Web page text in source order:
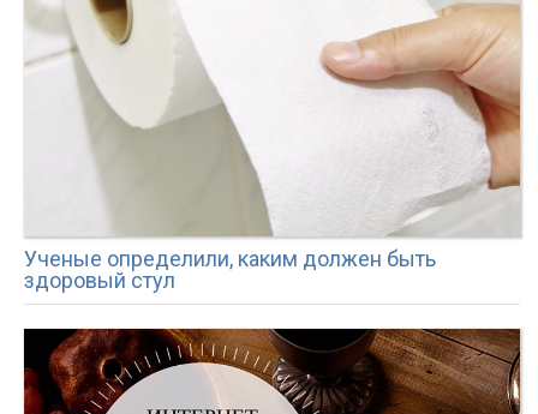
Ученые определили, каким должен быть
здоровый стул